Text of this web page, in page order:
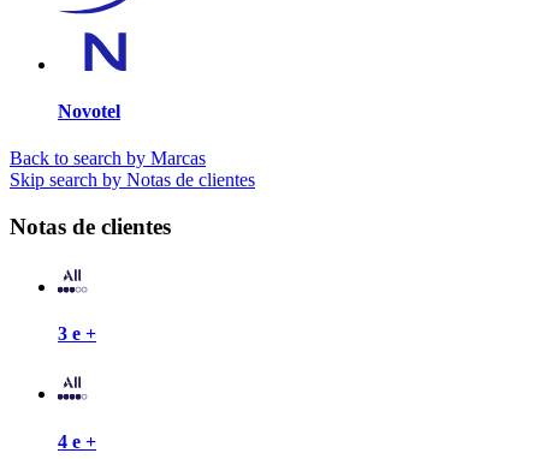
Novotel
Back to search by Marcas
Skip search by Notas de clientes
Notas de clientes
3 e +
4 e +